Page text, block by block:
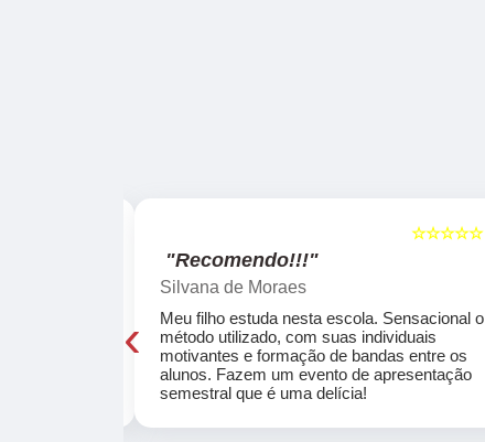
☆☆☆☆☆
"Recomendo!!!"
Silvana de Moraes
Meu filho estuda nesta escola. Sensacional o
método utilizado, com suas individuais
motivantes e formação de bandas entre os
alunos. Fazem um evento de apresentação
semestral que é uma delícia!
‹